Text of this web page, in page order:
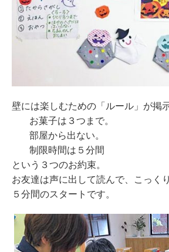
壁には楽しむための「ルール」が掲
お菓子は３つまで。
部屋から出ない。
制限時間は５分間
という３つのお約束。
お友達は声に出して読んで、こっく
５分間のスタートです。